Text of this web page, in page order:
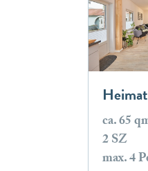
ca. 65
2 SZ
max. 4